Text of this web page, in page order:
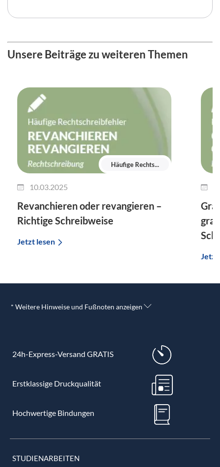
Unsere Beiträge zu weiteren Themen
Häufige Rechts...
10.03.2025
Revanchieren oder revangieren –
Richtige Schreibweise
Jetzt lesen
* Weitere Hinweise und Fußnoten anzeigen
24h-Express-Versand GRATIS
Erstklassige Druckqualität
Hochwertige Bindungen
STUDIENARBEITEN